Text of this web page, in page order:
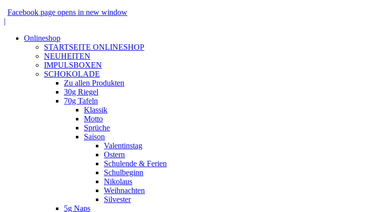
Facebook page opens in new window
|
Onlineshop
STARTSEITE ONLINESHOP
NEUHEITEN
IMPULSBOXEN
SCHOKOLADE
Zu allen Produkten
30g Riegel
70g Tafeln
Klassik
Motto
Sprüche
Saison
Valentinstag
Ostern
Schulende & Ferien
Schulbeginn
Nikolaus
Weihnachten
Silvester
5g Naps